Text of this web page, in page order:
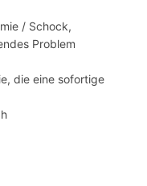
/ Schock,
Problem
die eine sofortige